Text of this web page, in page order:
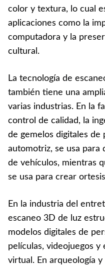
color y textura, lo cual
aplicaciones como la
computadora y la
cultural.
La tecnología de
también tiene una
varias industrias. En la
control de calidad, la
de gemelos digitales de
automotriz, se usa
de vehículos, mientras
se usa para crear
En la industria del
escaneo 3D de luz
modelos digitales de
películas, videojuegos y
virtual. En arqueología